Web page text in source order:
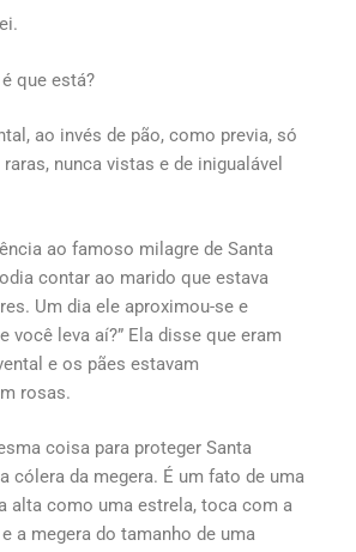
que está?
ao invés de pão, como previa, só
nunca vistas e de inigualável
ao famoso milagre de Santa
contar ao marido que estava
Um dia ele aproximou-se e
você leva aí?” Ela disse que eram
e os pães estavam
rosas.
coisa para proteger Santa
cólera da megera. É um fato de uma
alta como uma estrela, toca com a
a megera do tamanho de uma